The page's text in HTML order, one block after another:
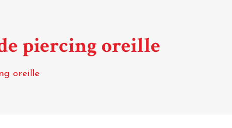
piercing oreille
oreille